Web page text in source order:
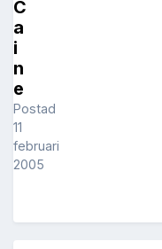
C
a
i
n
e
Postad
11
februari
2005